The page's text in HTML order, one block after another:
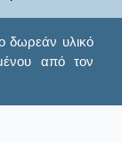
δωρεάν υλικό
από τον